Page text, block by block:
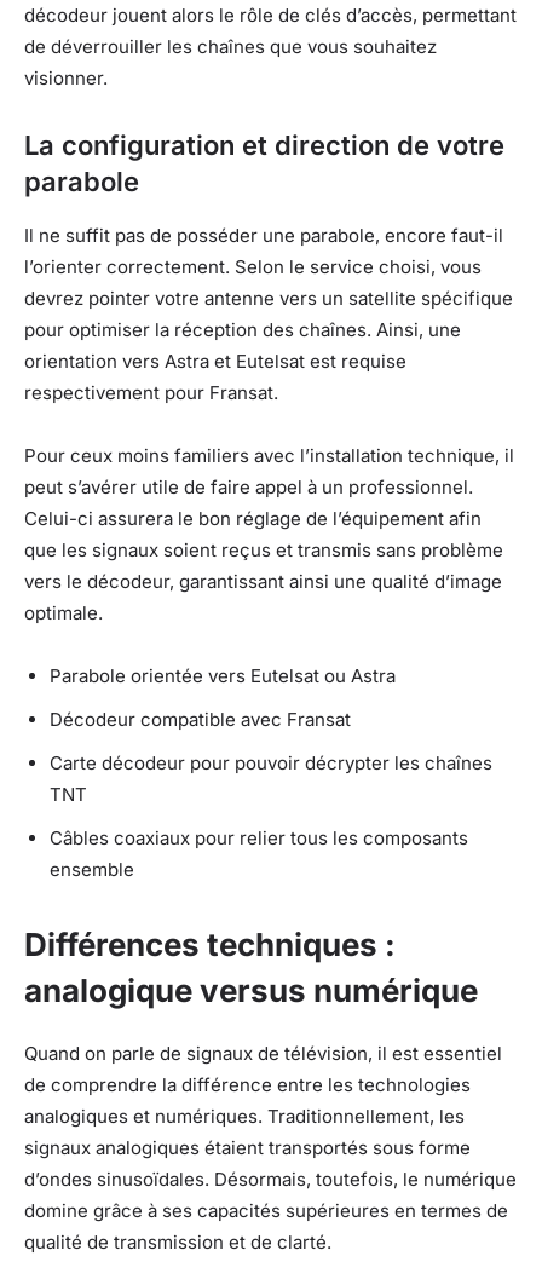
décodeur jouent alors le rôle de clés d’accès, permettant
de déverrouiller les chaînes que vous souhaitez
visionner.
La configuration et direction de votre
parabole
Il ne suffit pas de posséder une parabole, encore faut-il
l’orienter correctement. Selon le service choisi, vous
devrez pointer votre antenne vers un satellite spécifique
pour optimiser la réception des chaînes. Ainsi, une
orientation vers Astra et Eutelsat est requise
respectivement pour Fransat.
Pour ceux moins familiers avec l’installation technique, il
peut s’avérer utile de faire appel à un professionnel.
Celui-ci assurera le bon réglage de l’équipement afin
que les signaux soient reçus et transmis sans problème
vers le décodeur, garantissant ainsi une qualité d’image
optimale.
Parabole orientée vers Eutelsat ou Astra
Décodeur compatible avec Fransat
Carte décodeur pour pouvoir décrypter les chaînes
TNT
Câbles coaxiaux pour relier tous les composants
ensemble
Différences techniques :
analogique versus numérique
Quand on parle de signaux de télévision, il est essentiel
de comprendre la différence entre les technologies
analogiques et numériques. Traditionnellement, les
signaux analogiques étaient transportés sous forme
d’ondes sinusoïdales. Désormais, toutefois, le numérique
domine grâce à ses capacités supérieures en termes de
qualité de transmission et de clarté.